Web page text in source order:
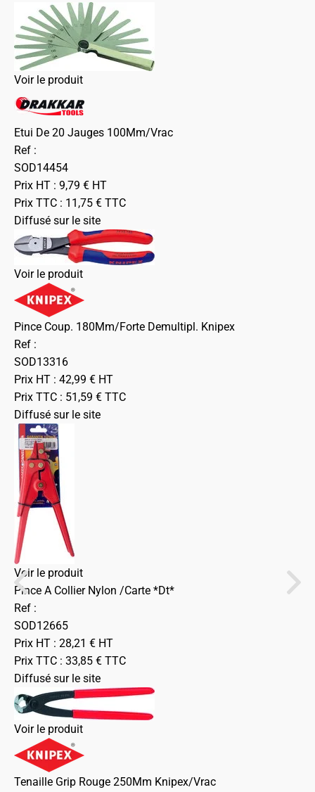
Voir le produit
Etui De 20 Jauges 100Mm/Vrac
Ref :
SOD14454
Prix HT : 9,79 € HT
Prix TTC : 11,75 € TTC
Diffusé sur le site
Voir le produit
Pince Coup. 180Mm/Forte Demultipl. Knipex
Ref :
SOD13316
Prix HT : 42,99 € HT
Prix TTC : 51,59 € TTC
Diffusé sur le site
Voir le produit
Pince A Collier Nylon /Carte *Dt*
Ref :
SOD12665
Prix HT : 28,21 € HT
Prix TTC : 33,85 € TTC
Diffusé sur le site
Voir le produit
Tenaille Grip Rouge 250Mm Knipex/Vrac